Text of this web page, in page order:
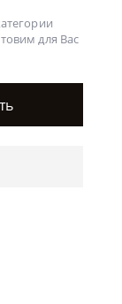
для Вас